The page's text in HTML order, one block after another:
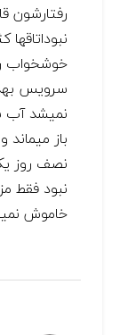
رفتارشون
خوشخواب
سرویس
نمیشد آب
باز
نصف روز
نبود فقط
خاموش